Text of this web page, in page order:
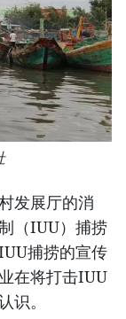
发展厅的消
（IUU）捕捞
捕捞的宣传
在将打击IUU
识。